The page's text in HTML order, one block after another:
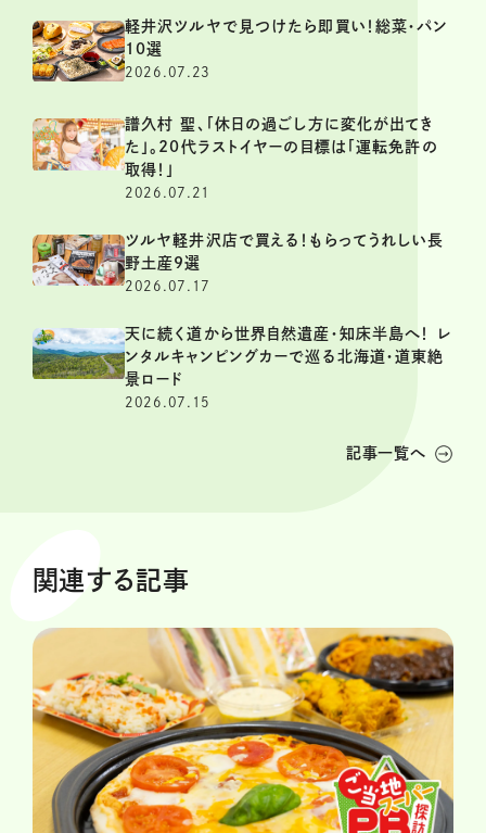
軽井沢ツルヤで見つけたら即買い！総菜・パン
10選
2026.07.23
譜久村 聖、「休日の過ごし方に変化が出てき
た」。20代ラストイヤーの目標は「運転免許の
取得！」
2026.07.21
ツルヤ軽井沢店で買える！もらってうれしい長
野土産9選
2026.07.17
天に続く道から世界自然遺産・知床半島へ！ レ
ンタルキャンピングカーで巡る北海道・道東絶
景ロード
2026.07.15
記事一覧へ
関連する記事